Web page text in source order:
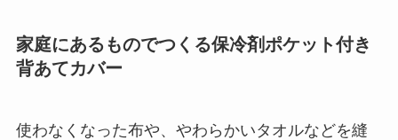
家庭にあるものでつくる保冷剤ポケット付き
背あてカバー
使わなくなった布や、やわらかいタオルなどを縫